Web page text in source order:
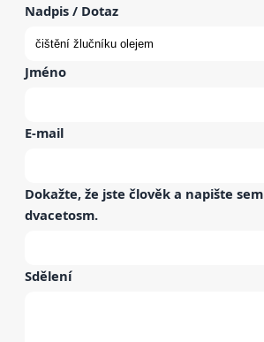
Nadpis / Dotaz
Jméno
E-mail
Dokažte, že jste člověk a napište sem
dvacetosm.
Sdělení